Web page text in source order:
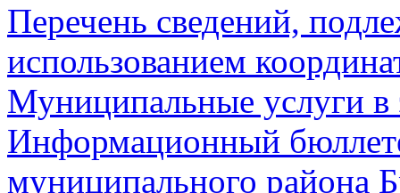
Перечень сведений,
использованием
Муниципальные услуги в
Информационный
муниципального района